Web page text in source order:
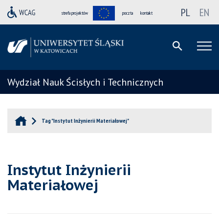
strefa projektów poczta kontakt PL EN
Wydział Nauk Ścisłych i Technicznych
Tag "Instytut Inżynierii Materiałowej"
Instytut Inżynierii
Materiałowej